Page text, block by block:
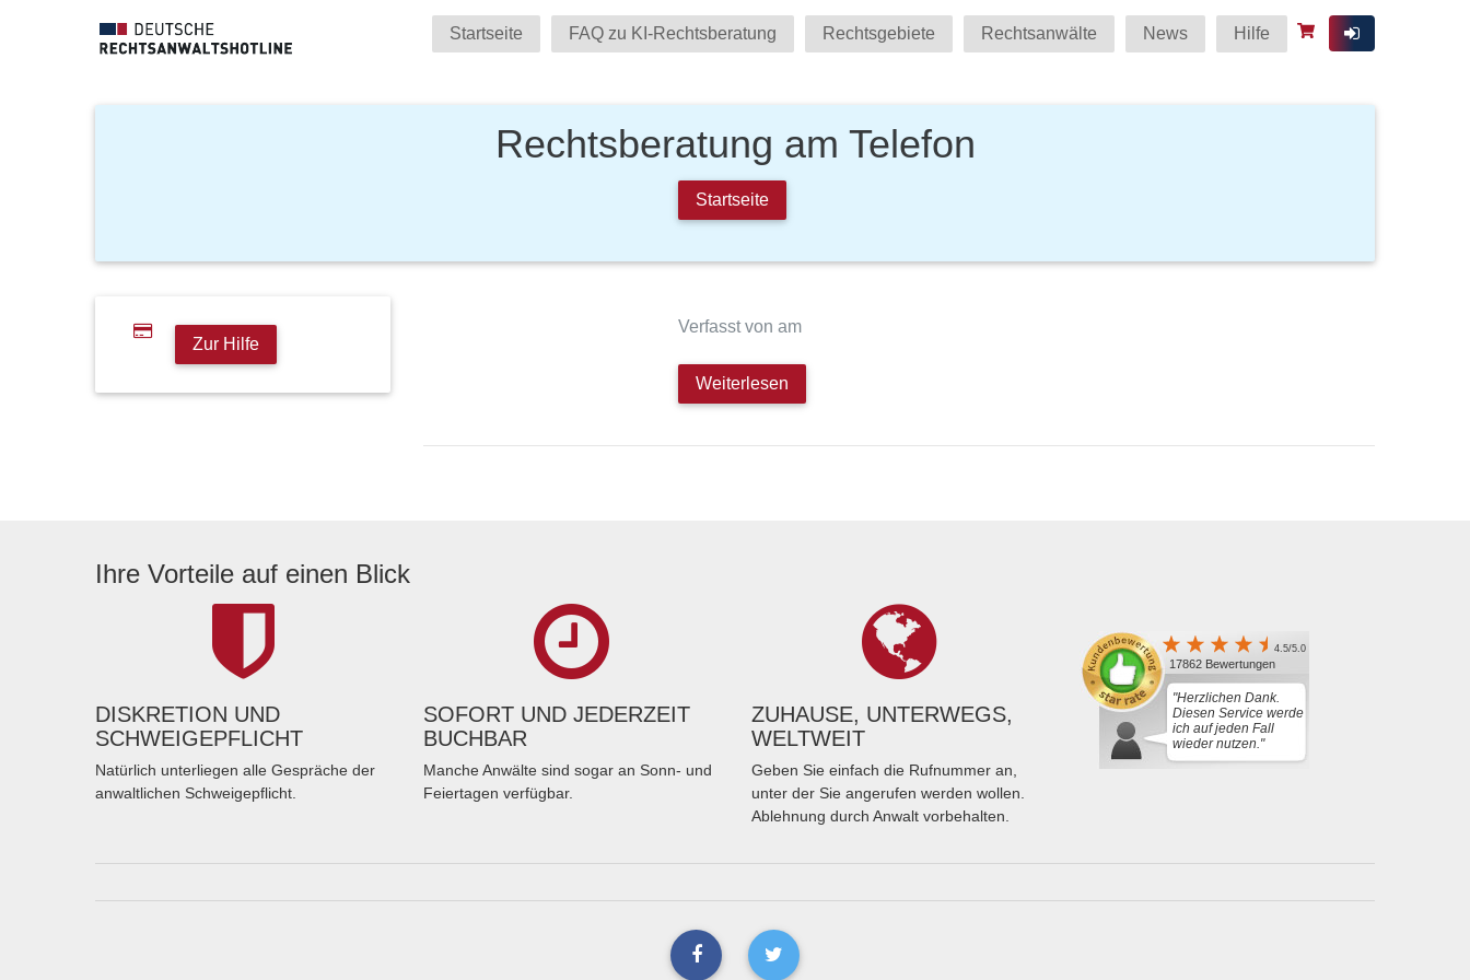
Startseite FAQ zu KI-Rechtsberatung Rechtsgebiete Rechtsanwälte News Hilfe
Rechtsberatung am Telefon
Startseite
Zur Hilfe
Verfasst von am
Weiterlesen
Ihre Vorteile auf einen Blick
DISKRETION UND
SCHWEIGEPFLICHT
Natürlich unterliegen alle Gespräche der
anwaltlichen Schweigepflicht.
SOFORT UND JEDERZEIT
BUCHBAR
Manche Anwälte sind sogar an Sonn- und
Feiertagen verfügbar.
ZUHAUSE, UNTERWEGS,
WELTWEIT
Geben Sie einfach die Rufnummer an,
unter der Sie angerufen werden wollen.
Ablehnung durch Anwalt vorbehalten.
4.5/5.0
17862 Bewertungen
"Herzlichen Dank.
Diesen Service werde
ich auf jeden Fall
wieder nutzen."